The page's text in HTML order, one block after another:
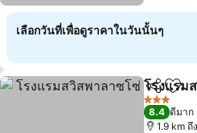
เลือกวันที่เพื่อดูราคาในวันนั้นๆ
แชร์ เพิ่ม
โรงแรม
3 ดาว
8.4 ดีมาก
1.9 km